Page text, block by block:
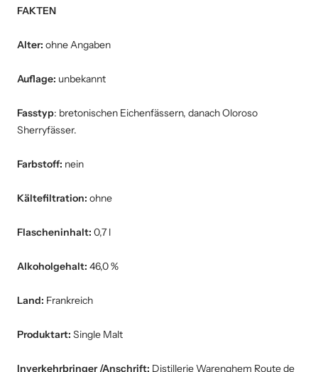
FAKTEN
Alter: ohne Angaben
Auflage: unbekannt
Fasstyp: bretonischen Eichenfässern, danach Oloroso
Sherryfässer.
Farbstoff: nein
Kältefiltration: ohne
Flascheninhalt: 0,7 l
Alkoholgehalt: 46,0 %
Land: Frankreich
Produktart: Single Malt
Inverkehrbringer /Anschrift: Distillerie Warenghem Route de